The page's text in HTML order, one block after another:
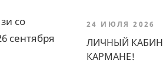
со
сентября
24 ИЮЛЯ 2026
ЛИЧНЫЙ
КАРМАНЕ!